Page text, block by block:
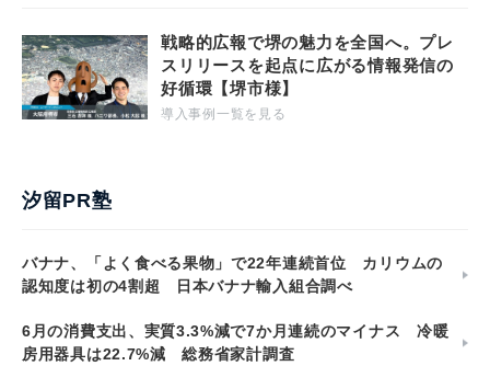
戦略的広報で堺の魅力を全国へ。プレ
スリリースを起点に広がる情報発信の
好循環【堺市様】
導入事例一覧を見る
汐留PR塾
バナナ、「よく食べる果物」で22年連続首位 カリウムの
認知度は初の4割超 日本バナナ輸入組合調べ
6月の消費支出、実質3.3%減で7か月連続のマイナス 冷暖
房用器具は22.7%減 総務省家計調査